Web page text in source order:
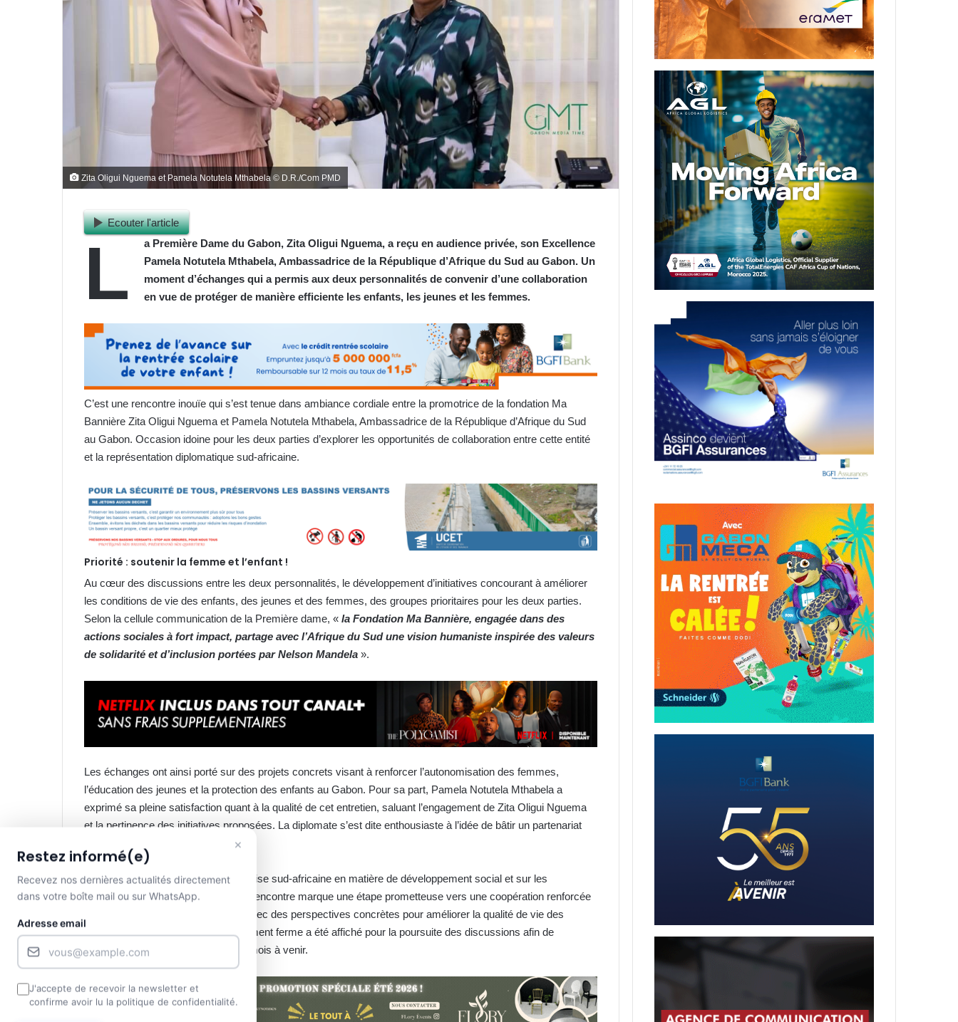
Zita Oligui Nguema et Pamela Notutela Mthabela © D.R./Com PMD
Ecouter l'article
L
a Première Dame du Gabon, Zita Oligui Nguema, a reçu en audience privée, son Excellence
Pamela Notutela Mthabela, Ambassadrice de la République d’Afrique du Sud au Gabon. Un
moment d’échanges qui a permis aux deux personnalités de convenir d’une collaboration
en vue de protéger de manière efficiente les enfants, les jeunes et les femmes.
C’est une rencontre inouïe qui s’est tenue dans ambiance cordiale entre la promotrice de la fondation Ma
Bannière Zita Oligui Nguema et Pamela Notutela Mthabela, Ambassadrice de la République d’Afrique du Sud
au Gabon. Occasion idoine pour les deux parties d’explorer les opportunités de collaboration entre cette entité
et la représentation diplomatique sud-africaine.
Priorité : soutenir la femme et l’enfant !
Au cœur des discussions entre les deux personnalités, le développement d’initiatives concourant à améliorer
les conditions de vie des enfants, des jeunes et des femmes, des groupes prioritaires pour les deux parties.
Selon la cellule communication de la Première dame, « la Fondation Ma Bannière, engagée dans des
actions sociales à fort impact, partage avec l’Afrique du Sud une vision humaniste inspirée des valeurs
de solidarité et d’inclusion portées par Nelson Mandela ».
Les échanges ont ainsi porté sur des projets concrets visant à renforcer l’autonomisation des femmes,
l’éducation des jeunes et la protection des enfants au Gabon. Pour sa part, Pamela Notutela Mthabela a
exprimé sa pleine satisfaction quant à la qualité de cet entretien, saluant l’engagement de Zita Oligui Nguema
et la pertinence des initiatives proposées. La diplomate s’est dite enthousiaste à l’idée de bâtir un partenariat
Lequel pourrait s’appuyer sur l’expertise sud-africaine en matière de développement social et sur les
programmes de la Fondation. Cette rencontre marque une étape prometteuse vers une coopération renforcée
entre le Gabon et l’Afrique du Sud, avec des perspectives concrètes pour améliorer la qualité de vie des
populations vulnérables. Un engagement ferme a été affiché pour la poursuite des discussions afin de
concrétiser ces ambitions dans les mois à venir.
mois, une écogarde décède !
×
Restez informé(e)
Recevez nos dernières actualités directement
dans votre boîte mail ou sur WhatsApp.
Adresse email
J'accepte de recevoir la newsletter et
confirme avoir lu la politique de confidentialité.